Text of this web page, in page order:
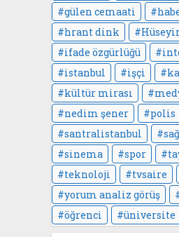
gülen cemaati
hrant dink
ifade özgürlüğü
istanbul
işçi
kültür mirası
nedim şener
polis
santralistanbul
sinema
spor
teknoloji
tvsaire
yorum analiz görüş
öğrenci
üniversite